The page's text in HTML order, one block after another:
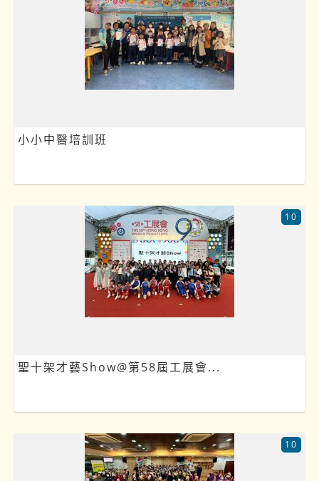
小小中醫培訓班
聖十架才藝Show@第58屆工展會...
10
10